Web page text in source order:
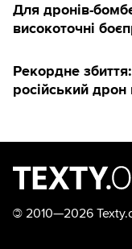
Для дронів-
високоточні
Рекордне
російський
© 2010—2026